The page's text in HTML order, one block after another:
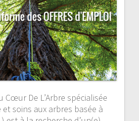
Cœur De L’Arbre spécialisée
soins aux arbres basée à